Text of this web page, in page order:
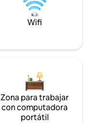
Wifi
Zona para trabajar
con computadora
portátil